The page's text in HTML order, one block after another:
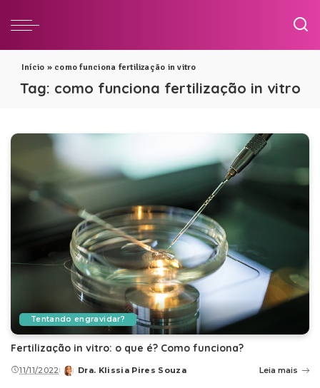
Início » como funciona fertilização in vitro
Tag: como funciona fertilização in vitro
Tentando engravidar?
Fertilização in vitro: o que é? Como funciona?
11/11/2022
Posted
Dra. Klissia Pires Souza Leia mais